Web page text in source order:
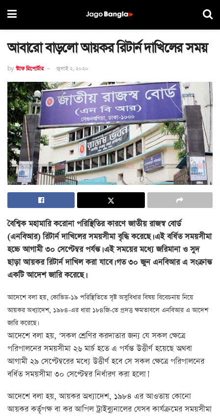
আবারো বাড়লো আয়কর রিটার্ন দাখিলের সময়
by স্টাফ রিপোর্টার জুলাই ২, ২০২০
বৈশ্বিক মহামারি করোনা পরিস্থিতির কারণে জাতীয় রাজস্ব বোর্ড
(এনবিআর) রিটার্ন দাখিলের সময়সীমা বৃদ্ধি করেছে। এই বর্ধিত সময়সীমা
হচ্চে আগামী ৩০ সেপ্টেম্বর পর্যন্ত। এই সময়ের মধ্যে জরিমানা ও সুদ
ছাড়া আয়কর রিটার্ন দাখিল করা যাবে। গত ৩০ জুন এনবিআর এ সংক্রান্ত
একটি আদেশ জারি করেছে।
আদেশে বলা হয়, কোভিড-১৯ পরিস্থিতিতে সৃষ্ট অসুবিধার বিষয় বিবেচনায় নিয়ে
আয়কর অধ্যাদেশ, ১৯৮৪-এর ধারা ১৮৪জি-তে প্রদত্ত ক্ষমতাবলে এনবিআর এ আদেশ
জারি করেছে।
আদেশে বলা হয়, ‘সকল শ্রেণির করদাতার জন্য যে সকল ক্ষেত্রে
পরিপালনের সময়সীমা ২৬ মার্চ হতে এ পর্যন্ত উত্তীর্ণ হয়েছে অথবা
আগামী ২৯ সেপ্টেম্বরের মধ্যে উত্তীর্ণ হবে সে সকল ক্ষেত্রে পরিপালনের
বর্ধিত সময়সীমা ৩০ সেপ্টেম্বর নির্ধারণ করা হলো।’
আদেশে বলা হয়, আয়কর অধ্যাদেশ, ১৯৮৪ এর আওতায় কোনো
আয়কর কর্তৃপক্ষ বা কর আপিল ট্রাইব্যুনালের যেসব কার্যক্রমের সময়সীমা